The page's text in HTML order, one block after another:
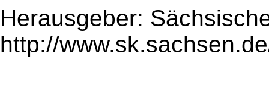
Herausgeber:
http://